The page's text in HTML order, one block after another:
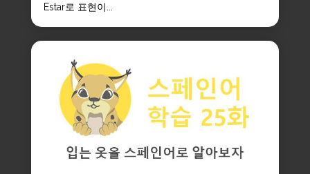
Estar로 표현이...